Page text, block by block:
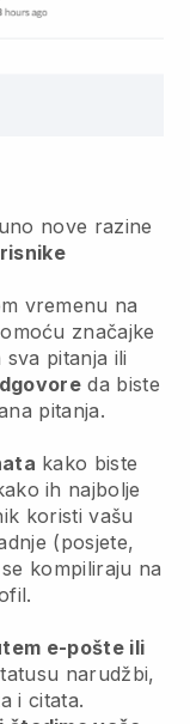
nove razine
vremenu na
značajke
pitanja ili
da biste
pitanja.
kako biste
ih najbolje
koristi vašu
(posjete,
kompiliraju na
e-pošte ili
narudžbi,
i citata.